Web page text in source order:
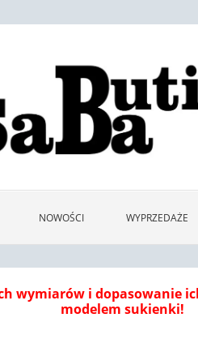
NOWOŚCI WYPRZEDAŻE
wymiarów i dopasowanie
modelem sukienki!